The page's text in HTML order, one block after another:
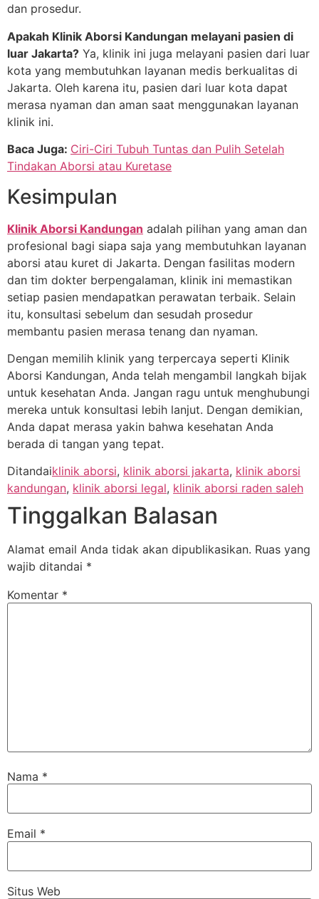
dan prosedur.
Apakah Klinik Aborsi Kandungan melayani pasien di
luar Jakarta? Ya, klinik ini juga melayani pasien dari luar
kota yang membutuhkan layanan medis berkualitas di
Jakarta. Oleh karena itu, pasien dari luar kota dapat
merasa nyaman dan aman saat menggunakan layanan
klinik ini.
Baca Juga: Ciri-Ciri Tubuh Tuntas dan Pulih Setelah
Tindakan Aborsi atau Kuretase
Kesimpulan
Klinik Aborsi Kandungan adalah pilihan yang aman dan
profesional bagi siapa saja yang membutuhkan layanan
aborsi atau kuret di Jakarta. Dengan fasilitas modern
dan tim dokter berpengalaman, klinik ini memastikan
setiap pasien mendapatkan perawatan terbaik. Selain
itu, konsultasi sebelum dan sesudah prosedur
membantu pasien merasa tenang dan nyaman.
Dengan memilih klinik yang terpercaya seperti Klinik
Aborsi Kandungan, Anda telah mengambil langkah bijak
untuk kesehatan Anda. Jangan ragu untuk menghubungi
mereka untuk konsultasi lebih lanjut. Dengan demikian,
Anda dapat merasa yakin bahwa kesehatan Anda
berada di tangan yang tepat.
Ditandaiklinik aborsi, klinik aborsi jakarta, klinik aborsi
kandungan, klinik aborsi legal, klinik aborsi raden saleh
Tinggalkan Balasan
Alamat email Anda tidak akan dipublikasikan. Ruas yang
wajib ditandai *
Komentar *
Nama *
Email *
Situs Web